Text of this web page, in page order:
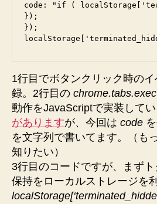
code: "if ( localStorage['terminated_hidden'] ==
});
});
1行目でボタンクリック時の
録。2行目の
動作をJavaScriptで実装して
がありますが、今回は code
を文字列で書いてます。（も
知りたい）
3行目のコードですが、まず
保持をローカルストレージを